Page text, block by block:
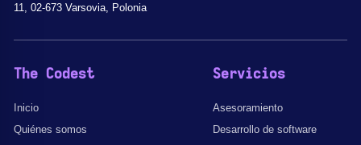
11, 02-673 Varsovia, Polonia
The Codest
Inicio
Quiénes somos
Servicios
Asesoramiento
Desarrollo de software